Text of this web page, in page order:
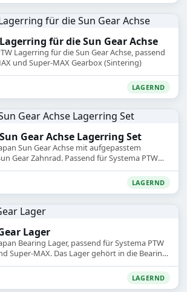
für die Sun Gear Achse
Lagerring für die Sun Gear Achse, passend
und Super-MAX Gearbox (Sintering)
LAGERND
Gear Achse Lagerring Set
Sun Gear Achse mit aufgepasstem
Gear Zahnrad. Passend für Systema PTW
Super-MAX.
LAGERND
Lager
Bearing Lager, passend für Systema PTW
Super-MAX. Das Lager gehört in die Bearing
LAGERND